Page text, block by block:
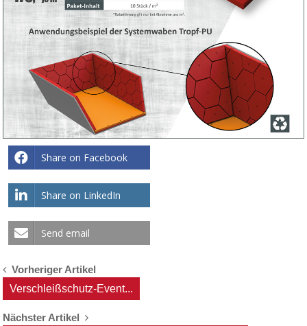
Share on Facebook
Share on LinkedIn
Send email
Post
navigation
Vorheriger Artikel
Verschleißschutz-Event...
Nächster Artikel